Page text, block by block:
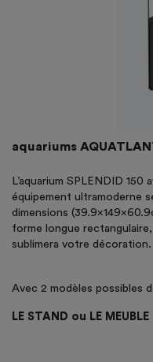
aquariums
L’aquarium SPLENDID
équipement ultramoderne
dimensions
forme longue rectangulaire,
sublimera votre décoration.
Avec 2 modèles possibles
LE STAND ou LE MEUBLE